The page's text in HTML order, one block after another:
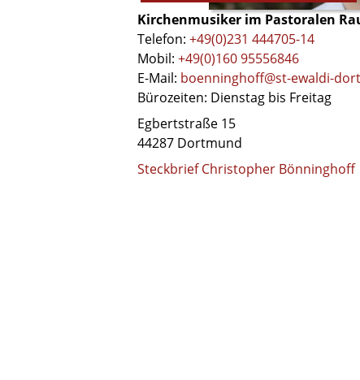
Kirchenmusiker im Pastoralen
Telefon: +49(0)231 444705-14
Mobil: +49(0)160 95556846
E-Mail: boenninghoff@st-ewaldi-
Bürozeiten: Dienstag bis Freitag
Egbertstraße 15
44287 Dortmund
Steckbrief Christopher Bönninghoff